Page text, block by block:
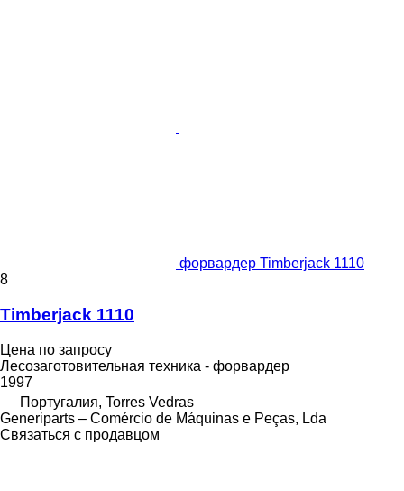
форвардер Timberjack 1110
8
Timberjack 1110
Цена по запросу
Лесозаготовительная техника - форвардер
1997
Португалия, Torres Vedras
Generiparts – Comércio de Máquinas e Peças, Lda
Связаться с продавцом